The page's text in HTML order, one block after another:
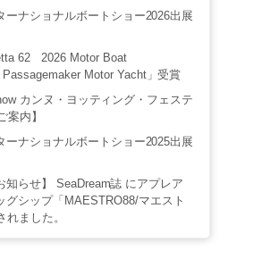
ーナショナルボートショー2026出展
62 2026 Motor Boat
Motor Yacht」受賞
カンヌ・ヨッティング・フェステ
案内】
ーナショナルボートショー2025出展
知らせ】 SeaDream誌 にアプレア
グシップ「MAESTRO88/マエスト
れました。